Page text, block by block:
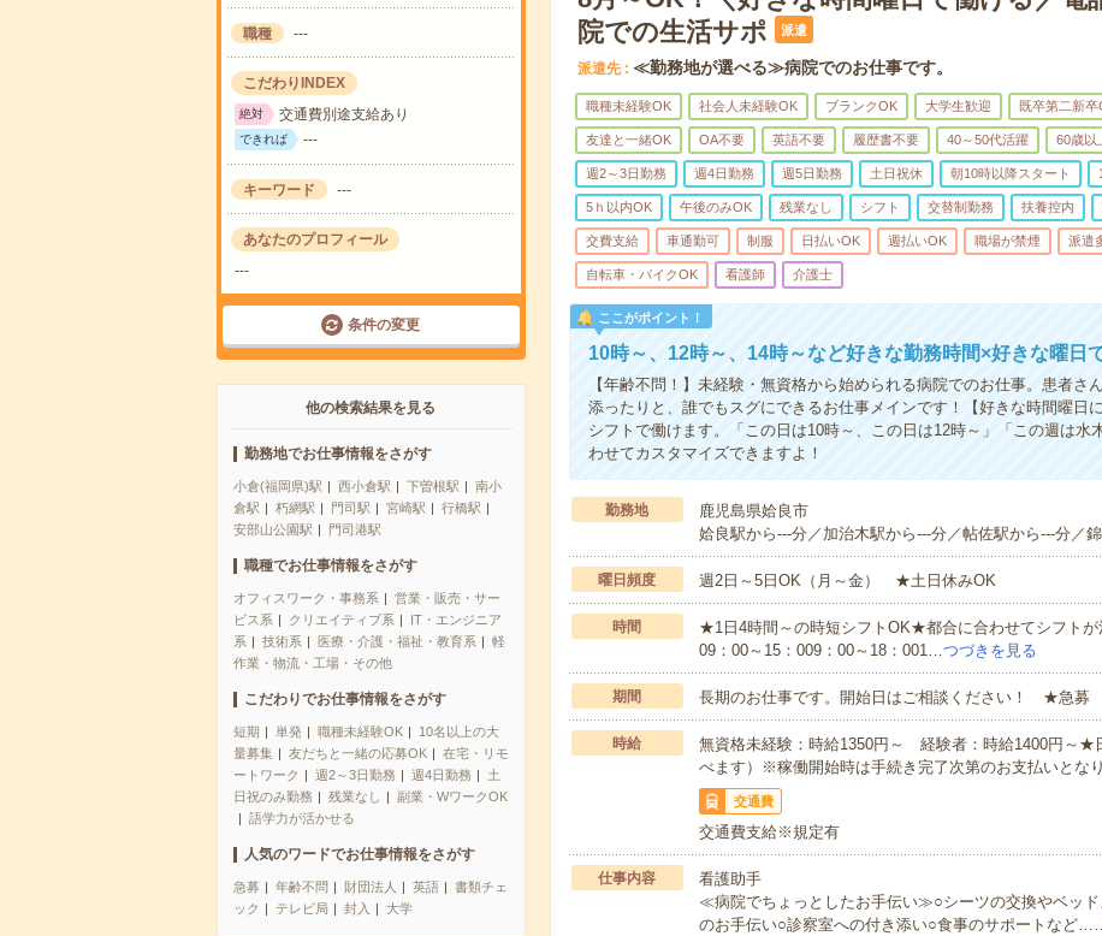
職種 ---
こだわりINDEX
絶対 交通費別途支給あり
できれば ---
キーワード ---
あなたのプロフィール
---
条件の変更
他の検索結果を見る
勤務地でお仕事情報をさがす
小倉(福岡県)駅 西小倉駅 下曽根駅
南小
倉駅
朽網駅 門司駅 宮崎駅
行橋駅
安部山公園駅
門司港駅
職種でお仕事情報をさがす
オフィスワーク・事務系
営業・販売・サー
ビス系
クリエイティブ系
IT・エンジニア
系
技術系 医療・介護・福祉・教育系
軽
作業・物流・工場・その他
こだわりでお仕事情報をさがす
短期 単発 職種未経験OK
10名以上の大
量募集
友だちと一緒の応募OK
在宅・リモ
ートワーク
週2～3日勤務 週4日勤務
土
日祝のみ勤務
残業なし
副業・WワークOK
語学力が活かせる
人気のワードでお仕事情報をさがす
急募 年齢不問 財団法人 英語
書類チェ
ック
テレビ局 封入 大学
院での生活サポ
派遣
派遣先 ≪勤務地が選べる≫病院でのお仕事です。
職種未経験OK 社会人未経験OK ブランクOK 大学生歓迎 既卒第二新卒
友達と一緒OK OA不要 英語不要 履歴書不要 40～50代活躍 60歳以
週2～3日勤務 週4日勤務 週5日勤務 土日祝休 朝10時以降スタート
5ｈ以内OK 午後のみOK 残業なし シフト 交替制勤務 扶養控内
交費支給 車通勤可 制服 日払いOK 週払いOK 職場が禁煙 派遣
自転車・バイクOK 看護師 介護士
ここがポイント！
10時～、12時～、14時～など好きな勤務時間×好きな曜日
【年齢不問！】未経験・無資格から始められる病院でのお仕事。患者さ
添ったりと、誰でもスグにできるお仕事メインです！【好きな時間曜日
シフトで働けます。「この日は10時～、この日は12時～」「この週は水
わせてカスタマイズできますよ！
勤務地
鹿児島県姶良市
姶良駅から---分／加治木駅から---分／帖佐駅から---分／
曜日頻度 週2日～5日OK（月～金） ★土日休みOK
時間
★1日4時間～の時短シフトOK★都合に合わせてシフトが
09：00～15：009：00～18：001…つづきを見る
期間 長期のお仕事です。開始日はご相談ください！ ★急募
時給
無資格未経験：時給1350円～ 経験者：時給1400円～★
べます）※稼働開始時は手続き完了次第のお支払いとなり
交通費
交通費支給※規定有
仕事内容
看護助手
≪病院でちょっとしたお手伝い≫○シーツの交換やベッ
のお手伝い○診察室への付き添い○食事のサポートなど